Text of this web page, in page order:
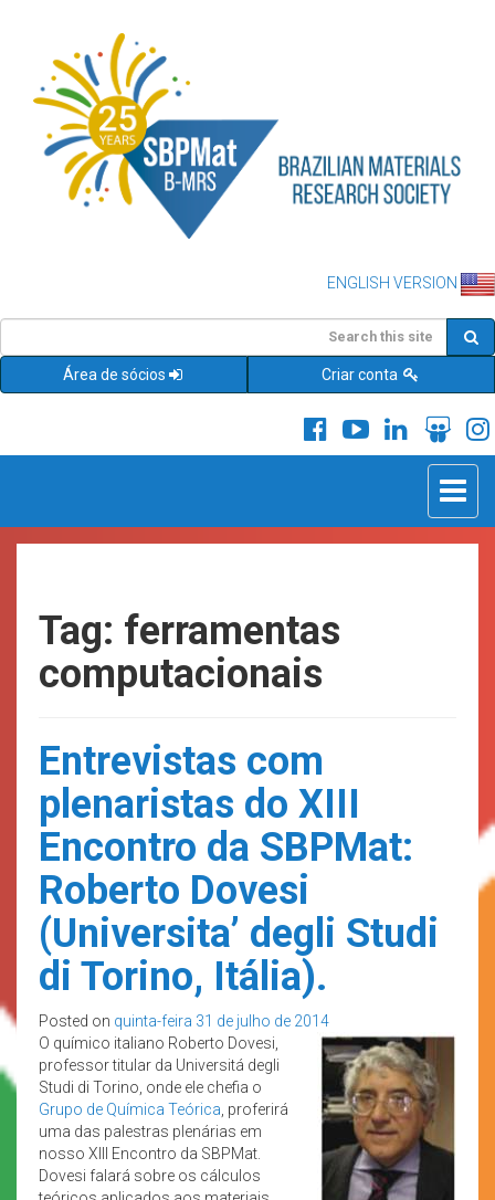
ENGLISH VERSION
Área de sócios Criar conta
Toggle
Tag: ferramentas
computacionais
Entrevistas com
plenaristas do XIII
Encontro da SBPMat:
Roberto Dovesi
(Universita’ degli Studi
di Torino, Itália).
Posted on quinta-feira 31 de julho de 2014
O químico italiano Roberto Dovesi,
professor titular da Universitá degli
Studi di Torino, onde ele chefia o
Grupo de Química Teórica , proferirá
uma das palestras plenárias em
nosso XIII Encontro da SBPMat.
Dovesi falará sobre os cálculos